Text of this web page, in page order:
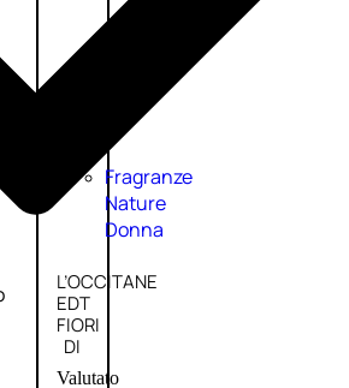
Fragranze
Nature
Donna
L’OCCITANE
EDT
FIORI
DI
Valutato